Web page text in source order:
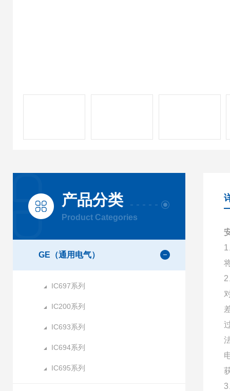
产品分类
Product Categories
GE（通用电气）
IC697系列
IC200系列
IC693系列
IC694系列
IC695系列
3